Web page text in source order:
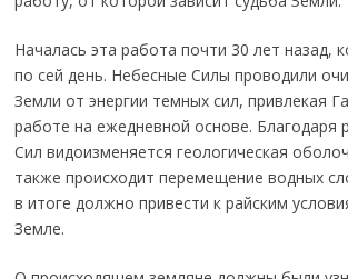
Началась эта работа почти 30 лет назад,
по сей день. Небесные Силы проводили
Земли от энергии темных сил, привлекая
работе на ежедневной основе. Благодаря
Сил видоизменяется геологическая
также происходит перемещение водных
в итоге должно привести к райским
Земле.